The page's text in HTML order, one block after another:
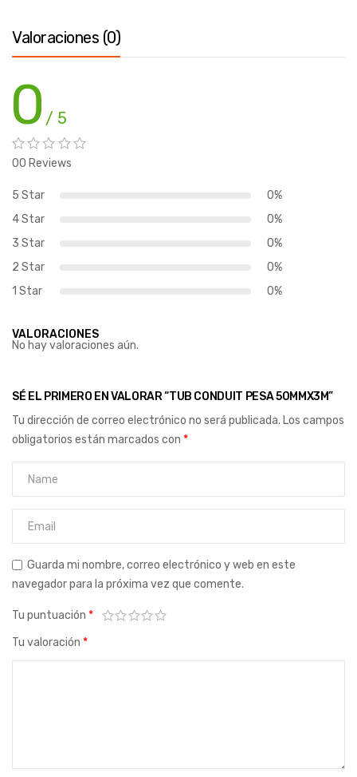
Valoraciones (0)
0 / 5
00 Reviews
5 Star
0%
4 Star
0%
3 Star
0%
2 Star
0%
1 Star
0%
VALORACIONES
No hay valoraciones aún.
SÉ EL PRIMERO EN VALORAR “TUB CONDUIT PESA 50MMX3M”
Tu dirección de correo electrónico no será publicada. Los campos
obligatorios están marcados con *
Guarda mi nombre, correo electrónico y web en este
navegador para la próxima vez que comente.
Tu puntuación *
Tu valoración *